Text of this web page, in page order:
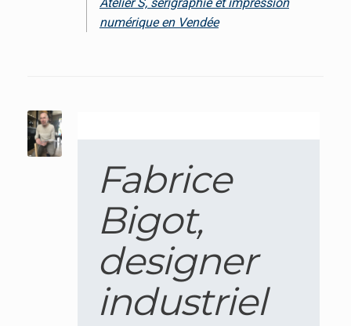
numérique en Vendée
Fabrice
Bigot,
designer
industriel